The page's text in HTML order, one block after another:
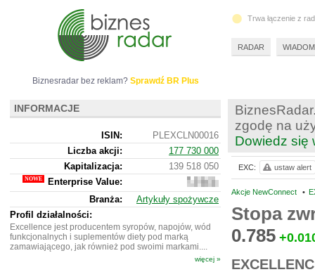
zgodę na
Dowiedz się
Akcje NewConnect •
Stopa
0.785
EXC: ustaw alert
Biznesradar bez reklam? Sprawdź BR Plus
INFORMACJE
ISIN:
PLEXCLN00016
Liczba akcji:
177 730 000
Kapitalizacja:
139 518 050
Enterprise Value:
130
939
050
Branża:
Artykuły spożywcze
Profil działalności:
Excellence jest producentem syropów, napojów, wód
funkcjonalnych i suplementów diety pod marką
zamawiającego, jak również pod swoimi markami....
więcej »
Trwa łączenie z
RADAR